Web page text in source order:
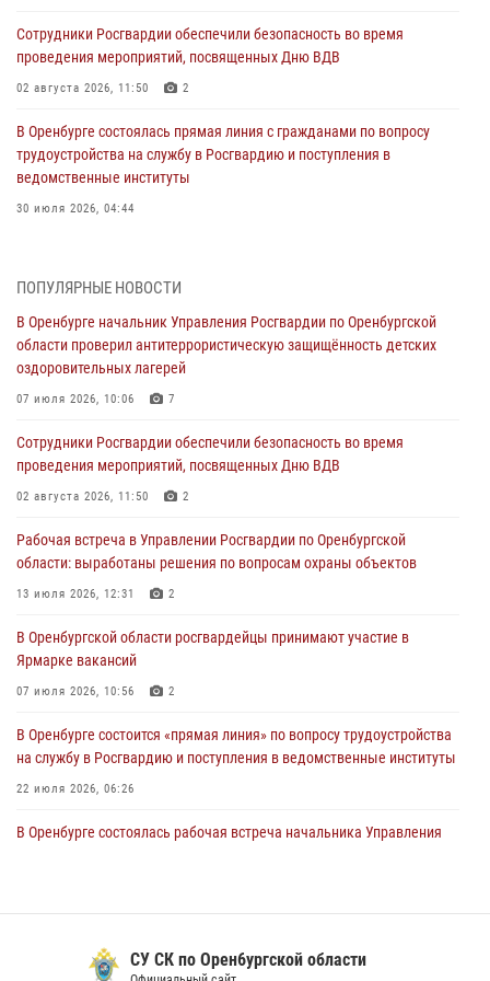
Сотрудники Росгвардии обеспечили безопасность во время
проведения мероприятий, посвященных Дню ВДВ
02 августа 2026, 11:50 2
В Оренбурге состоялась прямая линия с гражданами по вопросу
трудоустройства на службу в Росгвардию и поступления в
ведомственные институты
30 июля 2026, 04:44
28 июля 2026, 09:41 1
Росгвардейцы обеспечили правопорядок на праздновании Дня
ВМФ в Оренбурге
27 июля 2026, 14:36 2
жизненной ситуации (ВИДЕО)
26 июля 2026, 14:45
образовательных учреждений к новому учебному году
24 июля 2026, 12:25
проведён рейд по строительным объектам
23 июля 2026, 10:47
ПОПУЛЯРНЫЕ НОВОСТИ
В Оренбурге начальник Управления Росгвардии по Оренбургской
области проверил антитеррористическую защищённость детских
оздоровительных лагерей
07 июля 2026, 10:06 7
Сотрудники Росгвардии обеспечили безопасность во время
проведения мероприятий, посвященных Дню ВДВ
02 августа 2026, 11:50 2
Рабочая встреча в Управлении Росгвардии по Оренбургской
области: выработаны решения по вопросам охраны объектов
13 июля 2026, 12:31 2
В Оренбургской области росгвардейцы принимают участие в
Ярмарке вакансий
07 июля 2026, 10:56 2
В Оренбурге состоится «прямая линия» по вопросу трудоустройства
на службу в Росгвардию и поступления в ведомственные институты
22 июля 2026, 06:26
В Оренбурге состоялась рабочая встреча начальника Управления
Росгвардейцы Оренбургской области проверили готовность детских
образовательных учреждений к новому учебному году
СУ СК по Орен6ургской области